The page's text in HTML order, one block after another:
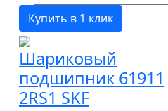
Купить в 1 клик
Шариковый
подшипник 61911
2RS1 SKF